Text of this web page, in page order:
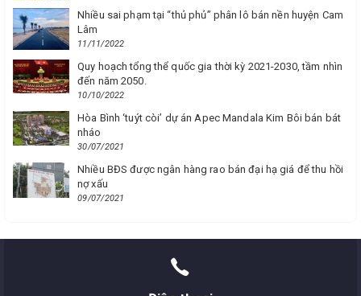
Nhiều sai phạm tại “thủ phủ” phân lô bán nền huyện Cam
Lâm
11/11/2022
Quy hoạch tổng thể quốc gia thời kỳ 2021-2030, tầm nhìn
đến năm 2050.
10/10/2022
Hòa Bình ‘tuýt còi’ dự án Apec Mandala Kim Bôi bán bát
nháo
30/07/2021
Nhiều BĐS được ngân hàng rao bán đại hạ giá để thu hồi
nợ xấu
09/07/2021